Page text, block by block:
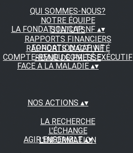
QUI SOMMES-NOUS?
NOTRE ÉQUIPE
STATUTS
RAPPORTS FINANCIERS
RAPPORTS D'ACTIVITÉ
REVUE DE PRESSE
LA FONDATION CAP NF ▴▾
FONDATION CAP NF
COMPTE-RENDU COMITÉ EXÉCUTIF
FACE A LA MALADIE ▴▾
NOS ACTIONS ▴▾
LA RECHERCHE
L'ÉCHANGE
L'INFORMATION
AGIR ENSEMBLE▴▾